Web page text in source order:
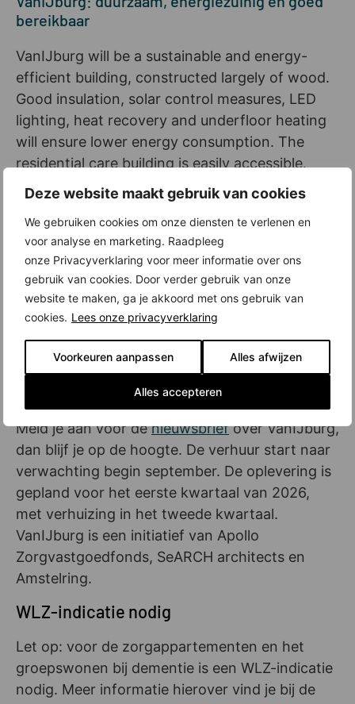
Deze website maakt gebruik van cookies
We gebruiken cookies om onze diensten te verlenen en
voor analyse en marketing. Raadpleeg
onze Privacyverklaring voor meer informatie over ons
gebruik van cookies. Door verder gebruik van onze
website te maken, ga je akkoord met ons gebruik van
cookies. Lees onze privacyverklaring
Voorkeuren aanpassen Alles afwijzen
Alles accepteren
bereikbaar
VanIJburg will be a sustainable and energy-
efficient building, constructed largely of wood.
Good insulation, solar control measures, LED
lighting, heat recovery and underfloor heating
will ensure lower energy consumption. The
residential care building is easily accessible.
From the ring road you drive to it in five
minutes and streetcar line 26 stops a few
minutes' walk away.
Interested? Sign up and stay informed
Heb je intensieve zorg nodig, maar wil je
zelfstandig wonen? Ken je iemand met
dementie die een beschermde woonomgeving
zoekt? Of werk je in zorg, het onderwijs of de
veiligheid en zoek je een huurwoning in
Amsterdam? Dan is VanIJburg iets voor jou.
Meld je aan voor denieuwsbriefover VanIJburg,
dan blijf je op de hoogte. De verhuur start naar
verwachting begin september. De oplevering is
gepland voor het eerste kwartaal van 2026,
met verhuizing in het tweede kwartaal.
VanIJburg is een initiatief van Apollo
Zorgvastgoedfonds, SeARCH architects en
Amstelring.
WLZ-indicatie nodig
Let op: voor de zorgappartementen en het
groepswonen bij dementie is een WLZ-indicatie
nodig. Meer informatie hierover vind je bij de